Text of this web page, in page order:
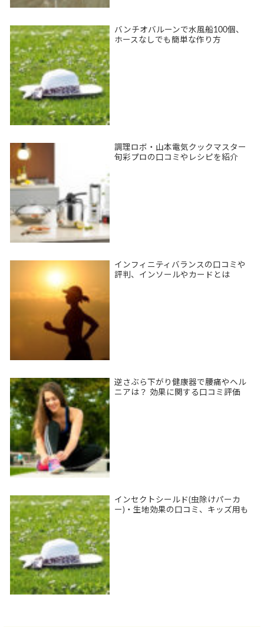
バンチオバルーンで水風船100個、
ホースなしでも簡単な作り方
調理ロボ・山本電気クックマスター
旬彩プロの口コミやレシピを紹介
インフィニティバランスの口コミや
評判、インソールやカードとは
逆さぶら下がり健康器で腰痛やヘル
ニアは？ 効果に関する口コミ評価
インセクトシールド(虫除けパーカ
ー)・生地効果の口コミ、キッズ用も